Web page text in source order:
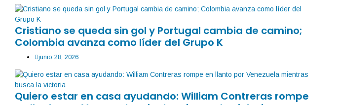
Cristiano se queda sin gol y Portugal cambia de camino;
Colombia avanza como líder del Grupo K
junio 28, 2026
Quiero estar en casa ayudando: William Contreras rompe